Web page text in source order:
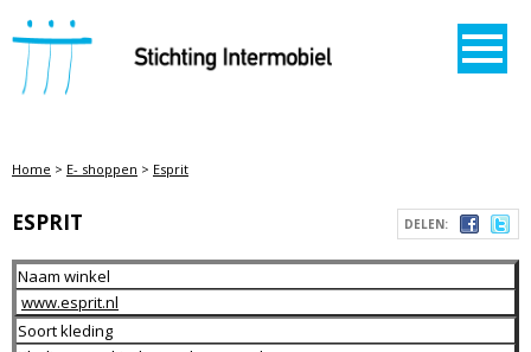
STICHTING INTERMOBIEL
Home > E- shoppen > Esprit
DELEN:
ESPRIT
Naam winkel
www.esprit.nl
Soort kleding